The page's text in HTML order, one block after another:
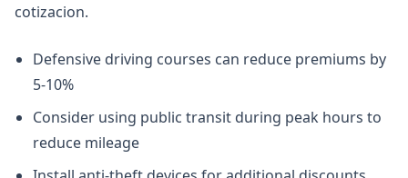
cotizacion.
Defensive driving courses can reduce premiums by
5-10%
Consider using public transit during peak hours to
reduce mileage